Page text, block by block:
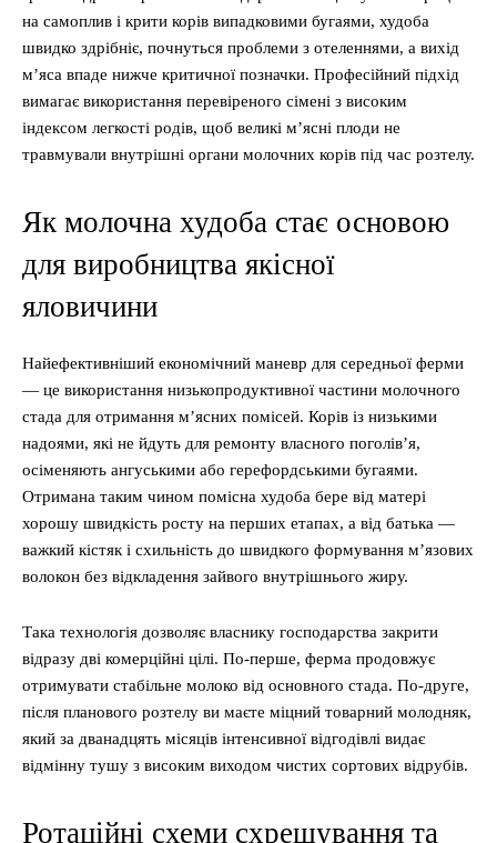
на самоплив і крити корів випадковими бугаями, худоба
швидко здрібніє, почнуться проблеми з отеленнями, а вихід
м’яса впаде нижче критичної позначки. Професійний підхід
вимагає використання перевіреного сімені з високим
індексом легкості родів, щоб великі м’ясні плоди не
травмували внутрішні органи молочних корів під час розтелу.
Як молочна худоба стає основою
для виробництва якісної
яловичини
Найефективніший економічний маневр для середньої ферми
— це використання низькопродуктивної частини молочного
стада для отримання м’ясних помісей. Корів із низькими
надоями, які не йдуть для ремонту власного поголів’я,
осіменяють ангуськими або герефордськими бугаями.
Отримана таким чином помісна худоба бере від матері
хорошу швидкість росту на перших етапах, а від батька —
важкий кістяк і схильність до швидкого формування м’язових
волокон без відкладення зайвого внутрішнього жиру.
Така технологія дозволяє власнику господарства закрити
відразу дві комерційні цілі. По-перше, ферма продовжує
отримувати стабільне молоко від основного стада. По-друге,
після планового розтелу ви маєте міцний товарний молодняк,
який за дванадцять місяців інтенсивної відгодівлі видає
відмінну тушу з високим виходом чистих сортових відрубів.
Ротаційні схеми схрещування та